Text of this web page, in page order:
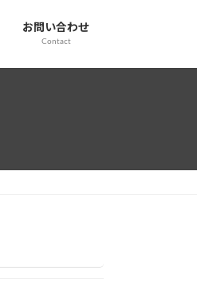
お問い合わせ
Contact